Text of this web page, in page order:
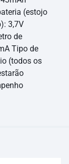
(estojo
3,7V
de
Tipo de
(todos os